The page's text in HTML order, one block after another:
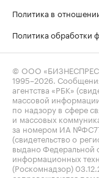
Политика в
Политика обработки
© ООО
1995–2026 .
агентства «РБК»
массовой
по надзору в сфере
и массовых
за номером ИА
(свидетельство о
выдано Федеральной
информационных
(Роскомнадзор)